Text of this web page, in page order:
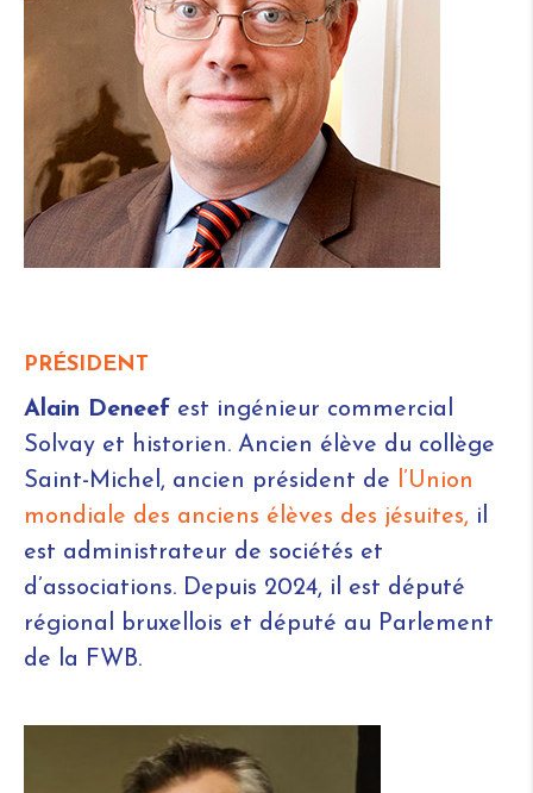
PRÉSIDENT
Alain Deneef est ingénieur commercial
Solvay et historien. Ancien élève du collège
Saint-Michel, ancien président de l’Union
mondiale des anciens élèves des jésuites, il
est administrateur de sociétés et
d’associations. Depuis 2024, il est député
régional bruxellois et député au Parlement
de la FWB.